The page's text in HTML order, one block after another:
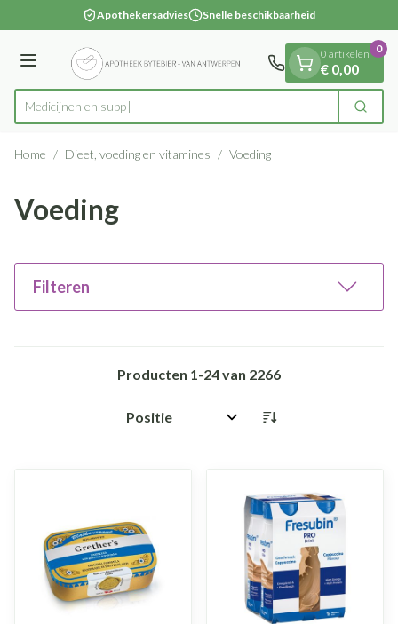
Ga naar de inhoudApothekersadvies Snelle beschikbaarheid
Menu
Product, merk, categorie... Zoek
0 artikelen
€ 0,00
0
Home / Dieet, voeding en vitamines / Voeding
Voeding
Filteren
Producten 1 -24van 2266
Sorteer op: